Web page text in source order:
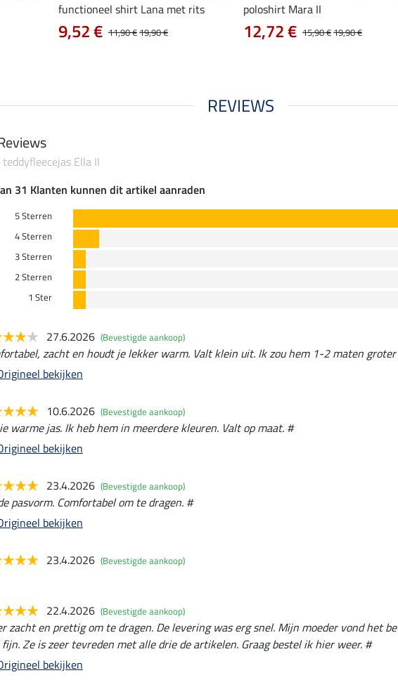
functioneel shirt Lana met rits
11,90 €19,90 €
9,52 €
poloshirt Mara II
15,90 €19,90 €
12,72 €
REVIEWS
Ella II
31 Klanten kunnen dit artikel aanraden
5 Sterren
4 Sterren
3 Sterren
2 Sterren
1 Ster
27.6.2026 (Bevestigde aankoop)
zacht en houdt je lekker warm. Valt klein uit. Ik zou hem 1-2 maten
bekijken
10.6.2026 (Bevestigde aankoop)
warme jas. Ik heb hem in meerdere kleuren. Valt op maat. #
bekijken
23.4.2026 (Bevestigde aankoop)
pasvorm. Comfortabel om te dragen. #
bekijken
23.4.2026 (Bevestigde aankoop)
22.4.2026 (Bevestigde aankoop)
zacht en prettig om te dragen. De levering was erg snel. Mijn moeder vond het
Ze is zeer tevreden met alle drie de artikelen. Graag bestel ik hier weer. #
bekijken